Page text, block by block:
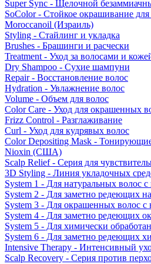
Super Sync - Щелочной
SoColor - Стойкое окрашивание для
Moroccanoil (Израиль)
Styling - Стайлинг и укладка
Brushes - Брашинги и расчески
Treatment - Уход за волосами и
Dry Shampoo - Сухие шампуни
Repair - Восстановление волос
Hydration - Увлажнение волос
Volume - Объем для волос
Color Care - Уход для окрашенных
Frizz Control - Разглаживание
Curl - Уход для кудрявых волос
Color Depositing Mask -
Nioxin (США)
Scalp Relief - Серия для
3D Styling - Линия укладочных
System 1 - Для натуральных волос
System 2 - Для заметно редеющих
System 3 - Для окрашенных волос
System 4 - Для заметно редеющих
System 5 - Для химически
System 6 - Для заметно редеющих
Intensive Therapy - Интенсивный
Scalp Recovery - Серия против